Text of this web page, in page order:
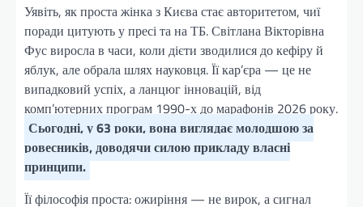
Уявіть, як проста жінка з Києва стає авторитетом, чиї
поради цитують у пресі та на ТБ. Світлана Вікторівна
Фус виросла в часи, коли дієти зводилися до кефіру й
яблук, але обрала шлях науковця. Її кар’єра — це не
випадковий успіх, а ланцюг інновацій, від
комп’ютерних програм 1990-х до марафонів 2026 року.
Сьогодні, у 63 роки, вона виглядає молодшою за
ровесників, доводячи силою прикладу власні
принципи.
Її філософія проста: ожиріння — не вирок, а сигнал